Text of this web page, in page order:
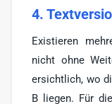
4.
Existieren
nicht ohne
ersichtlich, wo
B liegen. Für